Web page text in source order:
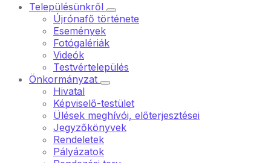
Településünkről
Újrónafő története
Események
Fotógalériák
Videók
Testvértelepülés
Önkormányzat
Hivatal
Képviselő-testület
Ülések meghívói, előterjesztései
Jegyzőkönyvek
Rendeletek
Pályázatok